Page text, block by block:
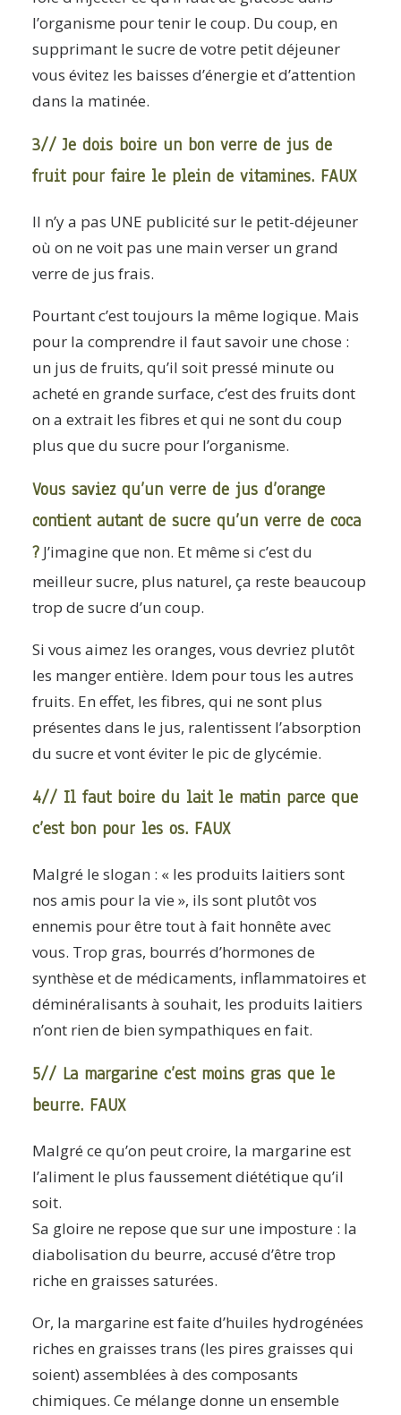
l’organisme pour tenir le coup. Du coup, en
supprimant le sucre de votre petit déjeuner
vous évitez les baisses d’énergie et d’attention
dans la matinée.
3// Je dois boire un bon verre de jus de
fruit pour faire le plein de vitamines. FAUX
Il n’y a pas UNE publicité sur le petit-déjeuner
où on ne voit pas une main verser un grand
verre de jus frais.
Pourtant c’est toujours la même logique. Mais
pour la comprendre il faut savoir une chose :
un jus de fruits, qu’il soit pressé minute ou
acheté en grande surface, c’est des fruits dont
on a extrait les fibres et qui ne sont du coup
plus que du sucre pour l’organisme.
Vous saviez qu’un verre de jus d’orange
contient autant de sucre qu’un verre de coca
? J’imagine que non. Et même si c’est du
meilleur sucre, plus naturel, ça reste beaucoup
trop de sucre d’un coup.
Si vous aimez les oranges, vous devriez plutôt
les manger entière. Idem pour tous les autres
fruits. En effet, les fibres, qui ne sont plus
présentes dans le jus, ralentissent l’absorption
du sucre et vont éviter le pic de glycémie.
4// Il faut boire du lait le matin parce que
c’est bon pour les os. FAUX
Malgré le slogan : « les produits laitiers sont
nos amis pour la vie », ils sont plutôt vos
ennemis pour être tout à fait honnête avec
vous. Trop gras, bourrés d’hormones de
synthèse et de médicaments, inflammatoires et
déminéralisants à souhait, les produits laitiers
n’ont rien de bien sympathiques en fait.
5// La margarine c’est moins gras que le
beurre. FAUX
Malgré ce qu’on peut croire, la margarine est
l’aliment le plus faussement diététique qu’il
soit.
Sa gloire ne repose que sur une imposture : la
diabolisation du beurre, accusé d’être trop
riche en graisses saturées.
Or, la margarine est faite d’huiles hydrogénées
riches en graisses trans (les pires graisses qui
soient) assemblées à des composants
chimiques. Ce mélange donne un ensemble